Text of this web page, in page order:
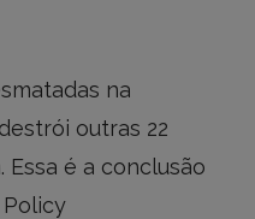
na
outras 22
é a conclusão